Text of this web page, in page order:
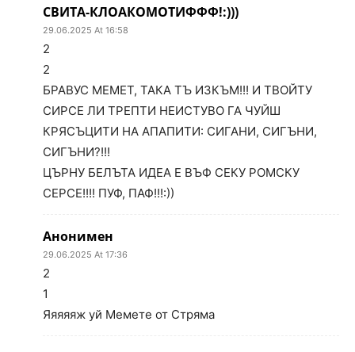
СВИТА-КЛОАКОМОТИФФФ!:)))
29.06.2025 At 16:58
2
2
БРАВУС МЕМЕТ, ТАКА ТЪ ИЗКЪМ!!! И ТВОЙТУ
СИРСЕ ЛИ ТРЕПТИ НЕИСТУВО ГА ЧУЙШ
КРЯСЪЦИТИ НА АПАПИТИ: СИГАНИ, СИГЪНИ,
СИГЪНИ?!!!
ЦЪРНУ БЕЛЪТА ИДЕА Е ВЪФ СЕКУ РОМСКУ
СЕРСЕ!!!! ПУФ, ПАФ!!!:))
Анонимен
29.06.2025 At 17:36
2
1
Яяяяяж уй Мемете от Стряма